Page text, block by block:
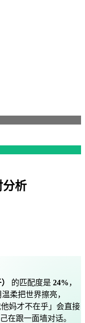
析
） 的匹配度是 24%，
柔把世界擦亮，
妈才不在乎」会直接
在跟一面墙对话。